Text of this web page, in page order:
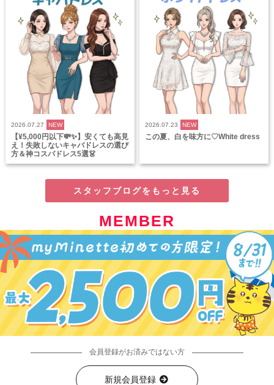
2026.07.27 NEW
【¥5,000円以下💸✨】安くても高見
え！失敗しないキャバドレスの選び
方＆神コスパドレス5選👗
2026.07.23 NEW
この夏、白を味方に♡White dress
スタッフブログをもっと見る
MEMBER
会員登録がお済みではない方
新規会員登録